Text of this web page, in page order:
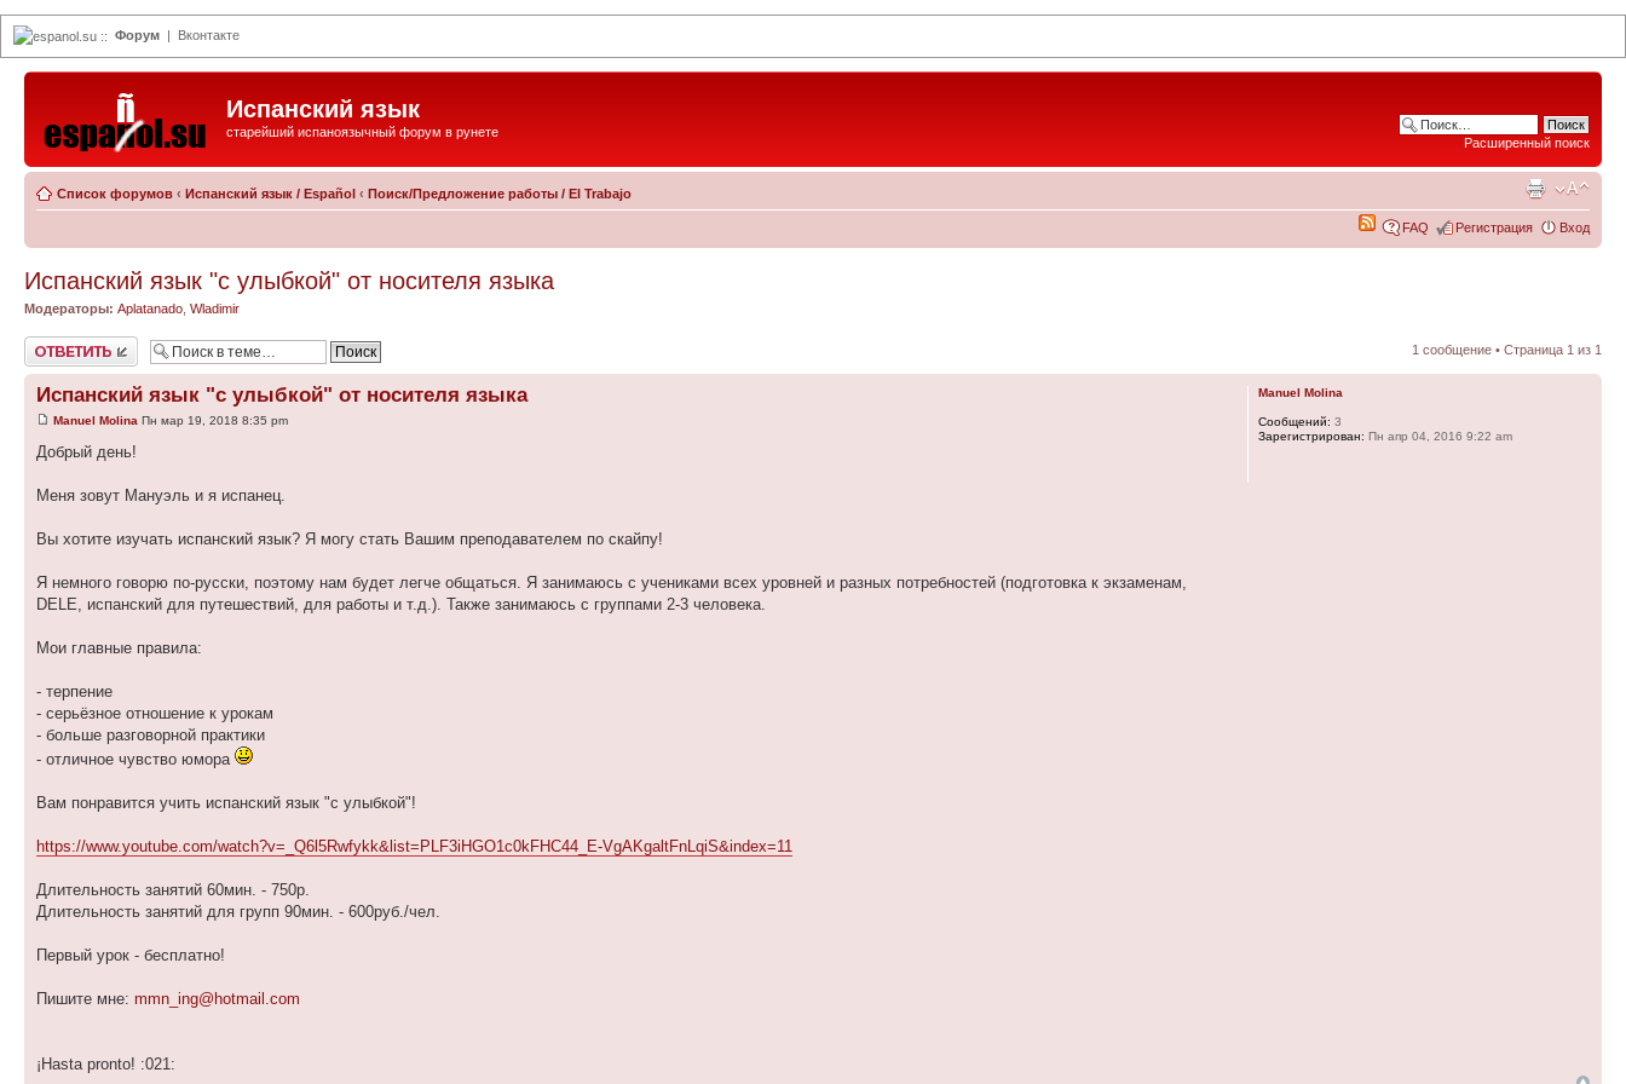
espanol.su :: Форум | Вконтакте
Испанский язык
старейший испаноязычный форум в рунете
Расширенный поиск
Список форумов ‹ Испанский язык / Español ‹ Поиск/Предложение работы / El Trabajo
FAQ Регистрация Вход
Испанский язык "с улыбкой" от носителя языка
Модераторы: Aplatanado Wladimir
Ответить 1 сообщение • Страница 1 из 1
Испанский язык "с улыбкой" от носителя языка
Manuel Molina Пн мар 19, 2018 8:35 pm
Добрый день!
Меня зовут Мануэль и я испанец.
Вы хотите изучать испанский язык? Я могу стать Вашим преподавателем по скайпу!
Я немного говорю по-русски, поэтому нам будет легче общаться. Я занимаюсь с учениками всех уровней и разных потребностей (подготовка к экзаменам,
DELE, испанский для путешествий, для работы и т.д.). Также занимаюсь с группами 2-3 человека.
Мои главные правила:
- терпение
- серьёзное отношение к урокам
- больше разговорной практики
- отличное чувство юмора
Вам понравится учить испанский язык "с улыбкой"!
https://www.youtube.com/watch?v=_Q6l5Rwfykk&list=PLF3iHGO1c0kFHC44_E-VgAKgaltFnLqiS&index=11
Длительность занятий 60мин. - 750р.
Длительность занятий для групп 90мин. - 600руб./чел.
Первый урок - бесплатно!
Пишите мне: mmn_ing@hotmail.com
¡Hasta pronto! :021:
Manuel Molina
Сообщений: 3
Зарегистрирован: Пн апр 04, 2016 9:22 am